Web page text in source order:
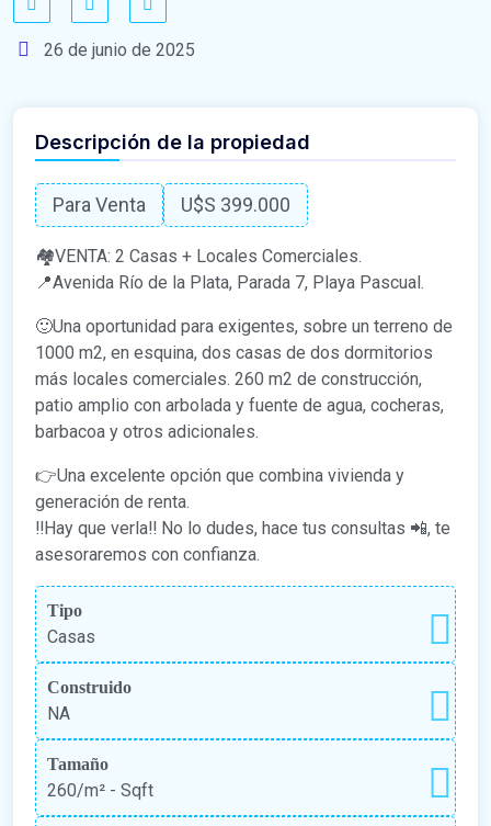
26 de junio de 2025
Descripción de la propiedad
Para Venta U$S 399.000
🏘VENTA: 2 Casas + Locales Comerciales.
📍Avenida Río de la Plata, Parada 7, Playa Pascual.
🙂Una oportunidad para exigentes, sobre un terreno de
1000 m2, en esquina, dos casas de dos dormitorios
más locales comerciales. 260 m2 de construcción,
patio amplio con arbolada y fuente de agua, cocheras,
barbacoa y otros adicionales.
👉Una excelente opción que combina vivienda y
generación de renta.
‼️Hay que verla‼️ No lo dudes, hace tus consultas 📲, te
asesoraremos con confianza.
Tipo
Casas
Construido
NA
Tamaño
260/m² - Sqft